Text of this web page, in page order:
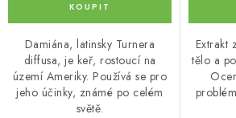
Damiána, latinsky Turnera
diffusa, je keř, rostoucí na
území Ameriky. Používá se pro
jeho účinky, známé po celém
světě.
Extrakt
tělo a